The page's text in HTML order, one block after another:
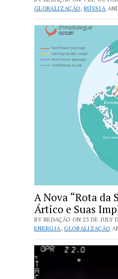
GLOBALIZAÇÃO,RÚSSIA
A Nova “Rota da
Ártico e Suas
BY REDAÇÃO ON 23 DE JULY
ENERGIA ,GLOBALIZAÇÃO